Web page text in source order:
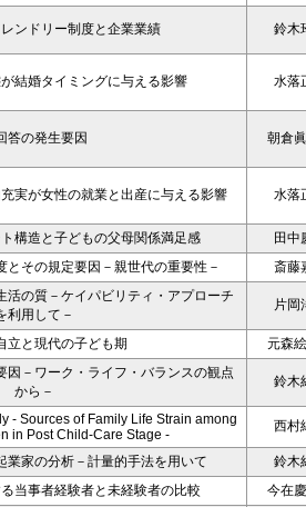
ンドリー制度と企業業績 鈴木
結婚タイミングに与える影響 水落
答の発生要因 朝倉
実が女性の就業と出産に与える影響 水落
構造と子どもの父母関係満足感
田中
とその規定要因－親世代の重要性－
斎藤
活の質－ケイパビリティ・アプローチ
利用して－
片岡
立と現代の子ども期
元森
因－ワーク・ライフ・バランスの観点
から－
鈴木
- Sources of Family Life Strain among
in Post Child-Care Stage -
西村
業家の分析－計量的手法を用いて
鈴木
当事者経験者と未経験者の比較
今在